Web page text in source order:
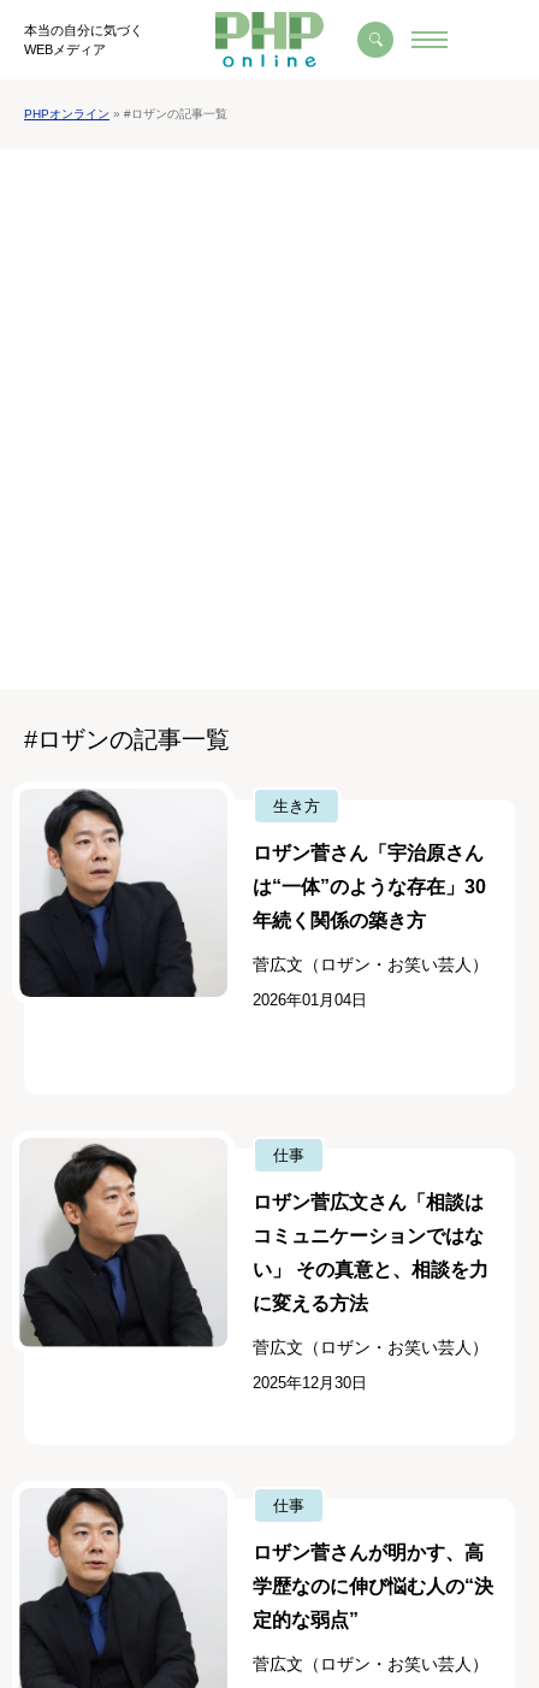
本当の自分に気づく
WEBメディア
PHPオンライン » #ロザンの記事一覧
#ロザンの記事一覧
生き方
ロザン菅さん「宇治原さん
は“一体”のような存在」30
年続く関係の築き方
菅広文（ロザン・お笑い芸人）
2026年01月04日
仕事
ロザン菅広文さん「相談は
コミュニケーションではな
い」 その真意と、相談を力
に変える方法
菅広文（ロザン・お笑い芸人）
2025年12月30日
仕事
ロザン菅さんが明かす、高
学歴なのに伸び悩む人の“決
定的な弱点”
菅広文（ロザン・お笑い芸人）